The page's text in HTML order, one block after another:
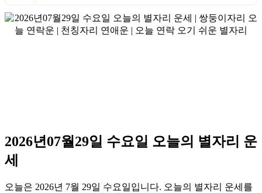
2026년07월29일 수요일 오늘의 별자리 운
세
오늘은 2026년 7월 29일 수요일입니다. 오늘의 별자리 운세를